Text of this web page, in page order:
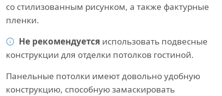
со стилизованным рисунком, а также фактурные
пленки.
Не рекомендуется использовать подвесные
конструкции для отделки потолков гостиной.
Панельные потолки имеют довольно удобную
конструкцию, способную замаскировать